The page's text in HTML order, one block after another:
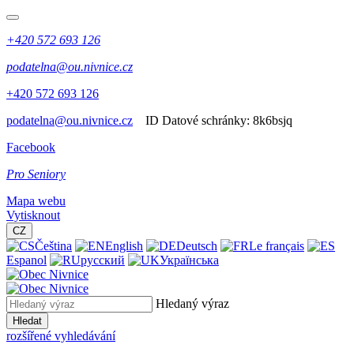
+420 572 693 126
podatelna@ou.nivnice.cz
+420 572 693 126
podatelna@ou.nivnice.cz
ID Datové schránky: 8k6bsjq
Facebook
Pro Seniory
Mapa webu
Vytisknout
CZ
Čeština English Deutsch
Le français
Espanol
русский Українська
Hledaný výraz
Hledat
rozšířené vyhledávání